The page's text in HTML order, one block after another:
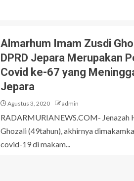
Almarhum Imam Zusdi
DPRD Jepara Merupakan
Covid ke-67 yang
Jepara
Agustus 3, 2020 admin
RADARMURIANEWS.COM- Jenazah
Ghozali (49tahun), akhirnya
covid-19 di makam...